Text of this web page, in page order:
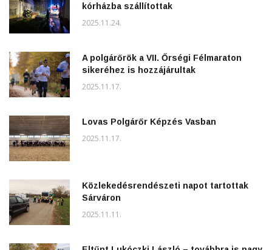
kórházba szállítottak
2025.11.24.
A polgárőrök a VII. Őrségi Félmaraton
sikeréhez is hozzájárultak
2025.11.17.
Lovas Polgárőr Képzés Vasban
2025.11.17.
Közlekedésrendészeti napot tartottak
Sárváron
2025.11.11.